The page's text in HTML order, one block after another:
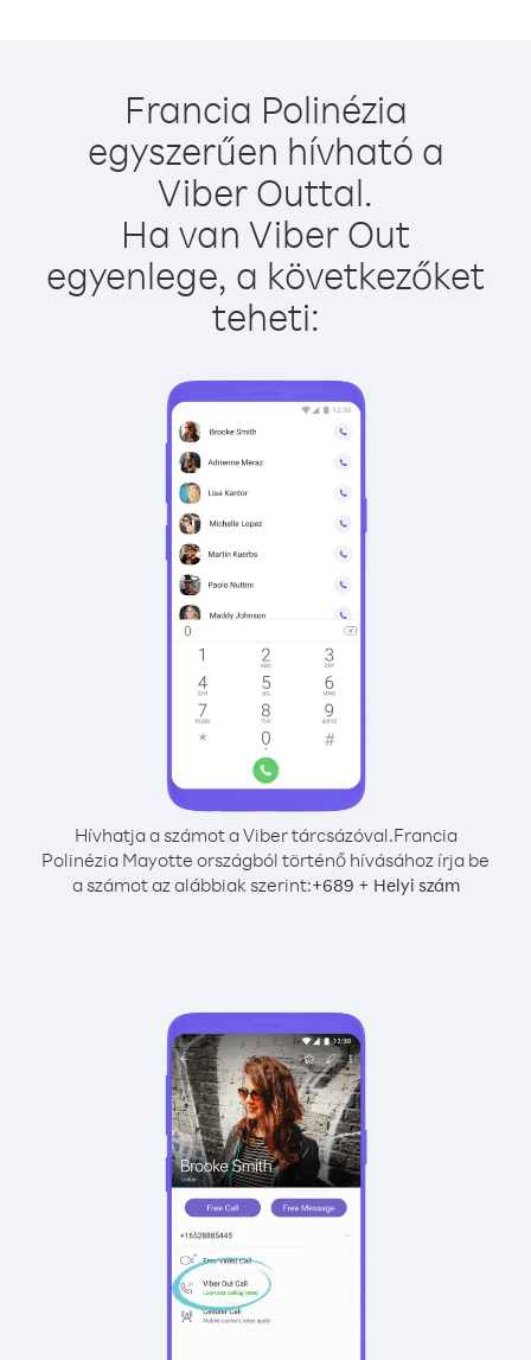
Francia Polinézia
egyszerűen hívható a
Viber Outtal.
Ha van Viber Out
egyenlege, a következőket
teheti:
Hívhatja a számot a Viber tárcsázóval.Francia
Polinézia Mayotte országból történő hívásához írja be
a számot az alábbiak szerint:+689 + Helyi szám